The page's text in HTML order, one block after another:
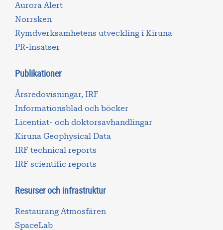
Aurora Alert
Norrsken
Rymdverksamhetens utveckling i Kiruna
PR-insatser
Publikationer
Årsredovisningar, IRF
Informationsblad och böcker
Licentiat- och doktorsavhandlingar
Kiruna Geophysical Data
IRF technical reports
IRF scientific reports
Resurser och infrastruktur
Restaurang Atmosfären
SpaceLab